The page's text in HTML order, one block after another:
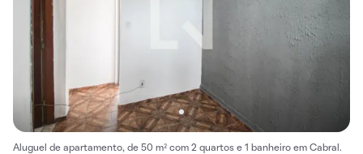
Aluguel de apartamento, de 50 m² com 2 quartos e 1 banheiro em Cabral.